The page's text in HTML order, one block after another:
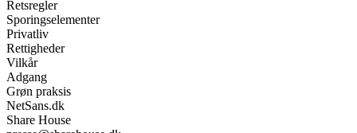
Retsregler
Sporingselementer
Privatliv
Rettigheder
Vilkår
Adgang
Grøn praksis
NetSans.dk
Share House